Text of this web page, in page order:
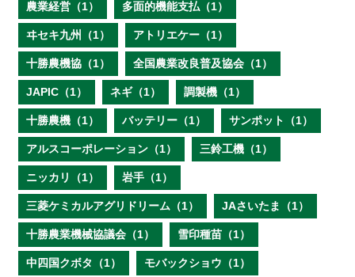
農業経営（1） 多面的機能支払（1）
ヰセキ九州（1） アトリエケー（1）
十勝農機協（1） 全国農業改良普及協会（1）
JAPIC（1） ネギ（1） 調製機（1）
十勝農機（1） バッテリー（1） サンポット（1）
アルスコーポレーション（1） 三鈴工機（1）
ニッカリ（1） 岩手（1）
三菱ケミカルアグリドリーム（1） JAさいたま（1）
十勝農業機械協議会（1） 雪印種苗（1）
中四国クボタ（1） モバックショウ（1）